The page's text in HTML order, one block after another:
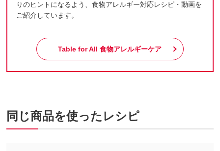
りのヒントになるよう、食物アレルギー対応レシピ・動画を
ご紹介しています。
Table for All食物アレルギーケア
同じ商品を使ったレシピ